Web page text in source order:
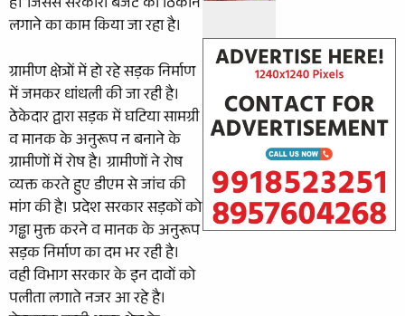
है। जिससे सरकारी बजट को ठिकाने
लगाने का काम किया जा रहा है।
ग्रामीण क्षेत्रों में हो रहे सड़क निर्माण
में जमकर धांधली की जा रही है।
ठेकेदार द्वारा सड़क में घटिया सामग्री
व मानक के अनुरूप न बनाने के
ग्रामीणों में रोष है। ग्रामीणों ने रोष
व्यक्त करते हुए डीएम से जांच की
मांग की है। प्रदेश सरकार सड़कों को
गड्ढा मुक्त करने व मानक के अनुरूप
सड़क निर्माण का दम भर रही है।
वही विभाग सरकार के इन दावों को
पलीता लगाते नजर आ रहे है।